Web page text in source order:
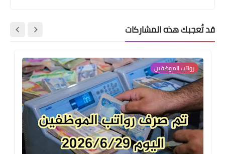
قد تُعجبك هذه المشاركات
رواتب الموظفين